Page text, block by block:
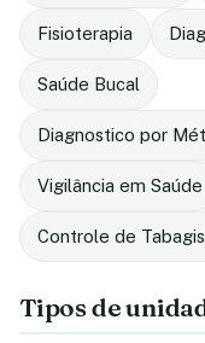
Fisioterapia
Saúde Bucal
Diagnostico por
Vigilância em Saúde
Controle de
Tipos de